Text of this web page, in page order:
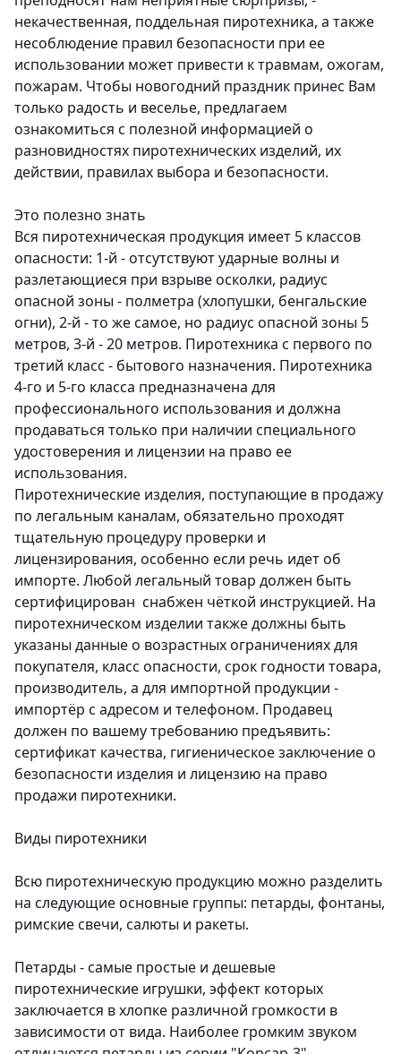
некачественная, поддельная пиротехника, а также
несоблюдение правил безопасности при ее
использовании может привести к травмам, ожогам,
пожарам. Чтобы новогодний праздник принес Вам
только радость и веселье, предлагаем
ознакомиться с полезной информацией о
разновидностях пиротехнических изделий, их
действии, правилах выбора и безопасности.
Это полезно знать
Вся пиротехническая продукция имеет 5 классов
опасности: 1-й - отсутствуют ударные волны и
разлетающиеся при взрыве осколки, радиус
опасной зоны - полметра (хлопушки, бенгальские
огни), 2-й - то же самое, но радиус опасной зоны 5
метров, 3-й - 20 метров. Пиротехника с первого по
третий класс - бытового назначения. Пиротехника
4-го и 5-го класса предназначена для
профессионального использования и должна
продаваться только при наличии специального
удостоверения и лицензии на право ее
использования.
Пиротехнические изделия, поступающие в продажу
по легальным каналам, обязательно проходят
тщательную процедуру проверки и
лицензирования, особенно если речь идет об
импорте. Любой легальный товар должен быть
сертифицирован снабжен чёткой инструкцией. На
пиротехническом изделии также должны быть
указаны данные о возрастных ограничениях для
покупателя, класс опасности, срок годности товара,
производитель, а для импортной продукции -
импортёр с адресом и телефоном. Продавец
должен по вашему требованию предъявить:
сертификат качества, гигиеническое заключение о
безопасности изделия и лицензию на право
продажи пиротехники.
Виды пиротехники
Всю пиротехническую продукцию можно разделить
на следующие основные группы: петарды, фонтаны,
римские свечи, салюты и ракеты.
Петарды - самые простые и дешевые
пиротехнические игрушки, эффект которых
заключается в хлопке различной громкости в
зависимости от вида. Наиболее громким звуком